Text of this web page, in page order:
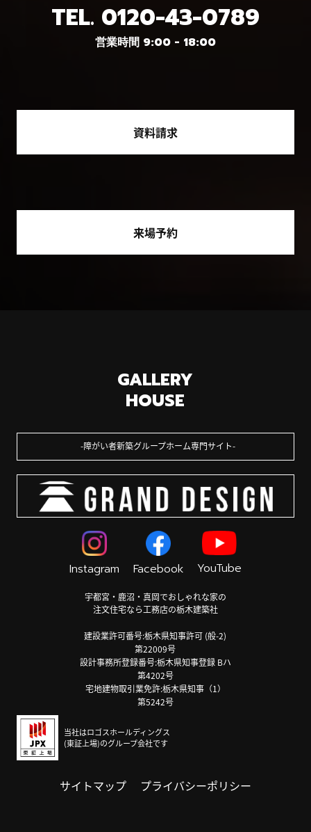
TEL. 0120-43-0789
営業時間 9:00 - 18:00
資料請求
来場予約
GALLERY
HOUSE
障がい者新築グループホーム専門サイト
Instagram Facebook YouTube
宇都宮・鹿沼・真岡でおしゃれな家の
注文住宅なら工務店の栃木建築社
建設業許可番号:栃木県知事許可 (般-2)
第22009号
設計事務所登録番号:栃木県知事登録 Bハ
第4202号
宅地建物取引業免許:栃木県知事（1）
第5242号
当社はロゴスホールディングス
(東証上場)のグループ会社です
サイトマップ プライバシーポリシー